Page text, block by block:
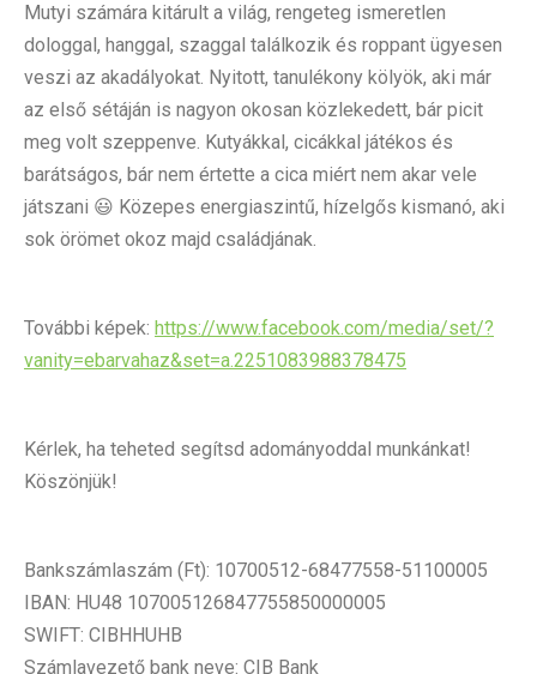
Mutyi számára kitárult a világ, rengeteg ismeretlen
dologgal, hanggal, szaggal találkozik és roppant ügyesen
veszi az akadályokat. Nyitott, tanulékony kölyök, aki már
az első sétáján is nagyon okosan közlekedett, bár picit
meg volt szeppenve. Kutyákkal, cicákkal játékos és
barátságos, bár nem értette a cica miért nem akar vele
játszani 😃 Közepes energiaszintű, hízelgős kismanó, aki
sok örömet okoz majd családjának.
További képek: https://www.facebook.com/media/set/?
vanity=ebarvahaz&set=a.2251083988378475
Kérlek, ha teheted segítsd adományoddal munkánkat!
Köszönjük!
Bankszámlaszám (Ft): 10700512-68477558-51100005
IBAN: HU48 107005126847755850000005
SWIFT: CIBHHUHB
Számlavezető bank neve: CIB Bank